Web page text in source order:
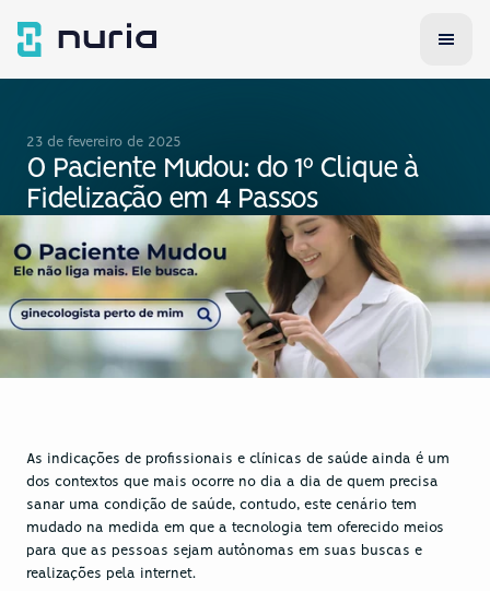
23 de fevereiro de 2025
O Paciente Mudou: do 1º Clique à
Fidelização em 4 Passos
As indicações de profissionais e clínicas de saúde ainda é um
dos contextos que mais ocorre no dia a dia de quem precisa
sanar uma condição de saúde, contudo, este cenário tem
mudado na medida em que a tecnologia tem oferecido meios
para que as pessoas sejam autônomas em suas buscas e
realizações pela internet.